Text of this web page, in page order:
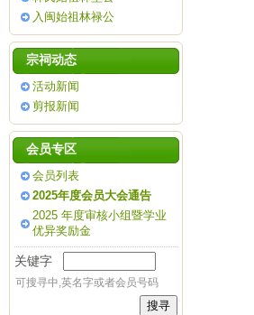
入闽始祖林禄公
宗祠动态
活动新闻
剪报新闻
会员专区
会员列表
2025年度会员大会通告
2025 年度审核小组暨学业
优异奖励金
关键字
可搜寻中,英名字或者会员号码